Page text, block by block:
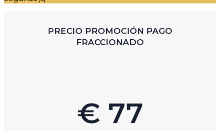
PRECIO PROMOCIÓN PAGO
FRACCIONADO
€ 77